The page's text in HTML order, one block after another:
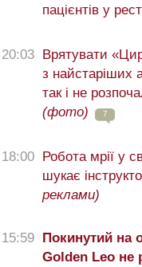
пацієнтів у
20:03
Врятувати
з найстаріших
так і не
(фото)
7
18:00
Робота мрії у
шукає
реклами)
15:59
Покинутий на
Golden Leo не